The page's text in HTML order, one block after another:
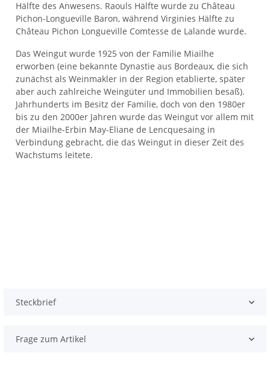
Hälfte des Anwesens. Raouls Hälfte wurde zu Château
Pichon-Longueville Baron, während Virginies Hälfte zu
Château Pichon Longueville Comtesse de Lalande wurde.
Das Weingut wurde 1925 von der Familie Miailhe
erworben (eine bekannte Dynastie aus Bordeaux, die sich
zunächst als Weinmakler in der Region etablierte, später
aber auch zahlreiche Weingüter und Immobilien besaß).
Jahrhunderts im Besitz der Familie, doch von den 1980er
bis zu den 2000er Jahren wurde das Weingut vor allem mit
der Miailhe-Erbin May-Eliane de Lencquesaing in
Verbindung gebracht, die das Weingut in dieser Zeit des
Wachstums leitete.
Steckbrief
Frage zum Artikel